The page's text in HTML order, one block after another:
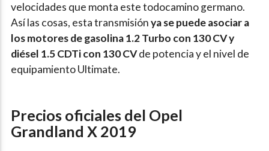
velocidades que monta este todocamino germano.
Así las cosas, esta transmisiónya se puede asociar a
los motores de gasolina 1.2 Turbo con 130 CV y
diésel 1.5 CDTi con 130 CVde potencia y el nivel de
equipamiento Ultimate.
Precios oficiales del Opel
Grandland X 2019